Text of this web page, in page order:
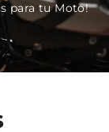
para tu Moto!